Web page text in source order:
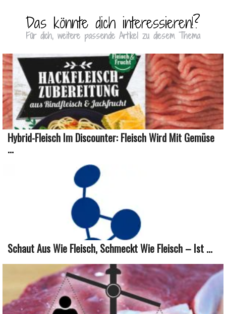
Das könnte dich interessieren!?
Für dich, weitere passende Artikel zu diesem Thema
Hybrid-Fleisch Im Discounter: Fleisch Wird Mit Gemüse
...
Schaut Aus Wie Fleisch, Schmeckt Wie Fleisch – Ist ...